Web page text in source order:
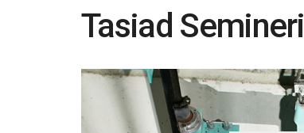
Tasiad Semineri